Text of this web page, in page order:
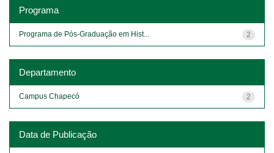
Programa
2
Programa de Pós-Graduação em Hist...
Departamento
2
Campus Chapecó
Data de Publicação